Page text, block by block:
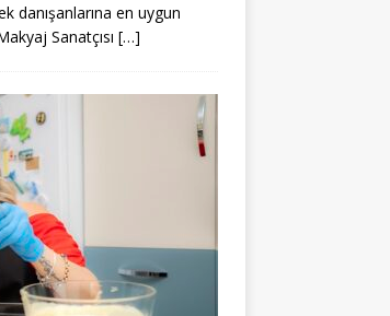
danışanlarına en uygun
Sanatçısı […]